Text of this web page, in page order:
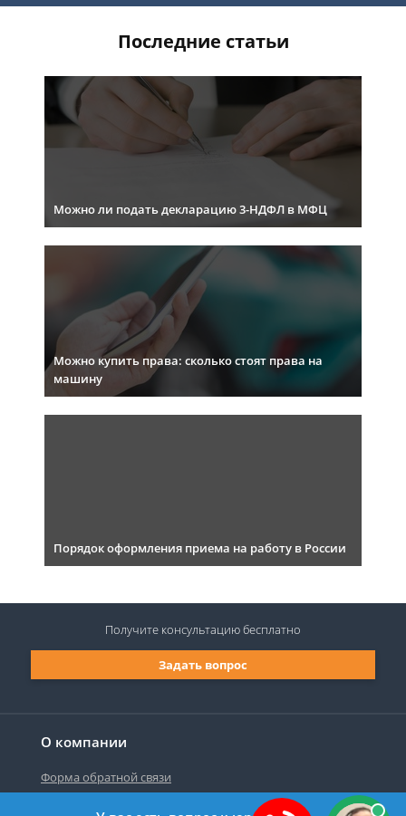
Последние статьи
Можно ли подать декларацию 3-НДФЛ в МФЦ
Можно купить права: сколько стоят права на
машину
Порядок оформления приема на работу в России
О компании
Форма обратной связи
Задать вопрос
Получите консультациюбесплатно